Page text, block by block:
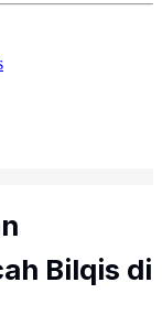
Bilqis di